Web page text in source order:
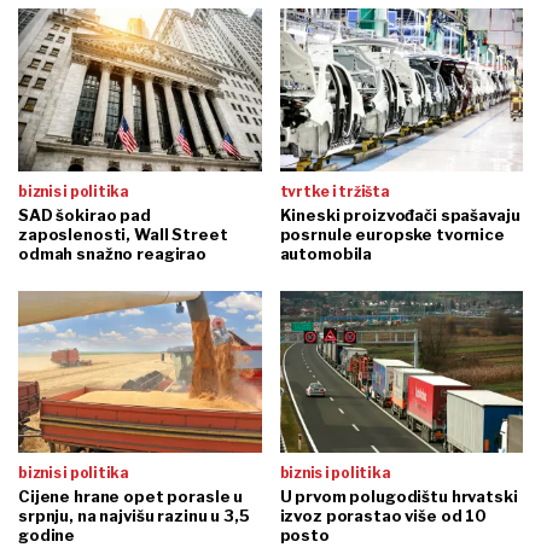
biznis i politika
SAD šokirao pad
zaposlenosti, Wall Street
odmah snažno reagirao
tvrtke i tržišta
Kineski proizvođači spašavaju
posrnule europske tvornice
automobila
biznis i politika
Cijene hrane opet porasle u
srpnju, na najvišu razinu u 3,5
godine
biznis i politika
U prvom polugodištu hrvatski
izvoz porastao više od 10
posto